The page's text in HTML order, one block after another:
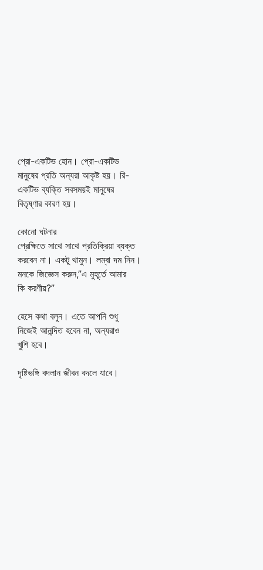
প্রো-একটিভ হোন। প্রো-একটিভ
মানুষের প্রতি অন্যরা আকৃষ্ট হয়। রি-
একটিভ ব্যক্তি সবসময়ই মানুষের
বিতৃষ্ণার কারণ হয়।
কোনো ঘটনার
প্রেক্ষিতে সাথে সাথে প্রতিক্রিয়া ব্যক্ত
করবেন না। একটু থামুন। লম্বা দম নিন।
মনকে জিজ্ঞেস করুন,”এ মুহূর্তে আমার
কি করণীয়?”
হেসে কথা বলুন। এতে আপনি শুধু
নিজেই আনন্দিত হবেন না, অন্যরাও
খুশি হবে।
দৃষ্টিভঙ্গি বদলান জীবন বদলে যাবে।